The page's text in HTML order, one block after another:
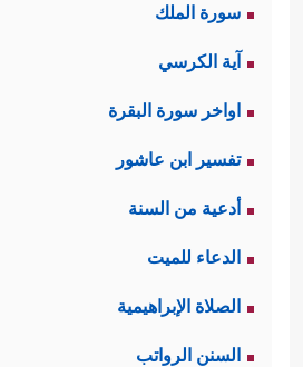
سورة الملك
آية الكرسي
اواخر سورة البقرة
تفسير ابن عاشور
أدعية من السنة
الدعاء للميت
الصلاة الإبراهيمية
السنن الرواتب